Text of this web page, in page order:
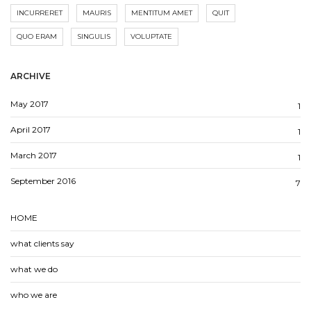
INCURRERET MAURIS MENTITUM AMET QUIT
QUO ERAM SINGULIS VOLUPTATE
ARCHIVE
May 2017 1
April 2017 1
March 2017 1
September 2016 7
HOME
what clients say
what we do
who we are